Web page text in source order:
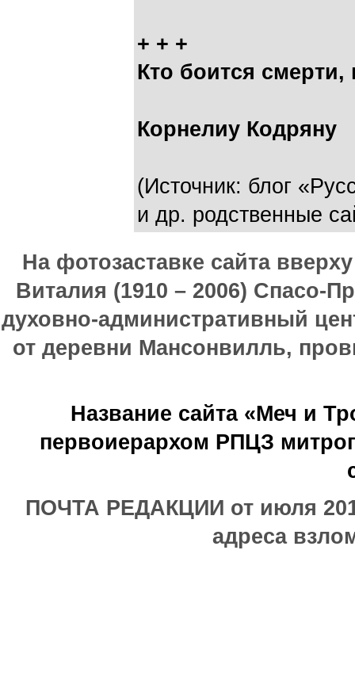
+ + +
Кто боится смерти,
Корнелиу Кодряну
(Источник: блог
и др. родственные
На фотозаставке сайта
Виталия (1910 – 2006) Спасо-
духовно-административный
от деревни Мансонвилль,
Название сайта «Меч и
первоиерархом РПЦЗ
ПОЧТА РЕДАКЦИИ от июля
адреса